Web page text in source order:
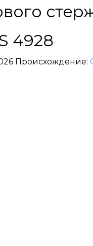
4928
Происхождение: